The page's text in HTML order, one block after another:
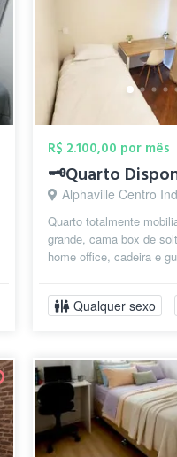
R$ 2.100,00 por mês
Alphaville Centro Industrial e
Quarto totalmente
grande, cama box de
home office, cadeira e
Qualquer sexo